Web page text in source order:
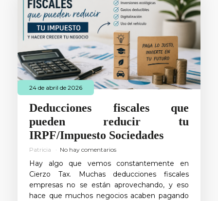
24 de abril de 2026
Deducciones fiscales que
pueden reducir tu
IRPF/Impuesto Sociedades
Patricia No hay comentarios
Hay algo que vemos constantemente en
Cierzo Tax. Muchas deducciones fiscales
empresas no se están aprovechando, y eso
hace que muchos negocios acaben pagando